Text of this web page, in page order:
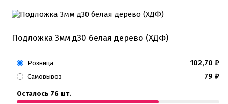
Подложка 3мм д30 белая дерево (ХДФ)
Розница 102,70 ₽
Самовывоз 79 ₽
Осталось 76 шт.